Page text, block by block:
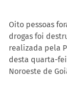
Oito pessoas
drogas foi
realizada pela
desta quarta-
Noroeste de